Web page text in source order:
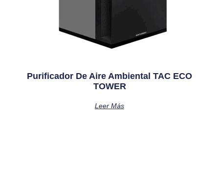
Purificador De Aire Ambiental TAC ECO
TOWER
Leer Más